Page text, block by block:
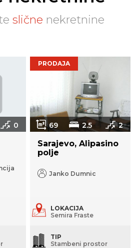
slične nekretnine
0
PRODAJA
69 2.5 2
Sarajevo, Alipasino
polje
Janko Dumnic
LOKACIJA
Semira Fraste
TIP
Stambeni prostor